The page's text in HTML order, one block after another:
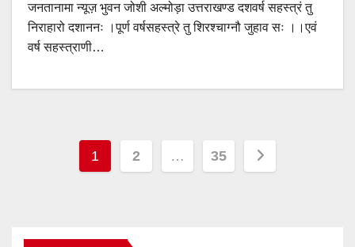
जनतानामा न्यूज़ भुवन जोशी अल्मोड़ा उत्तराखण्ड दशवर्ष सहस्त्रं तु
निराहारो दशाननः ।पूर्ण वर्षसहस्त्रे तु शिरश्चाग्नौ जुहाव सः ।।एवं
वर्ष सहस्त्राणी…
Posts
1 2 … 35